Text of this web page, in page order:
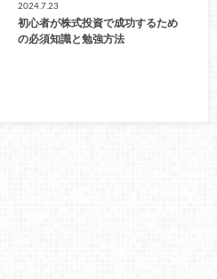
2024.7.23
初心者が株式投資で成功するため
の必須知識と勉強方法